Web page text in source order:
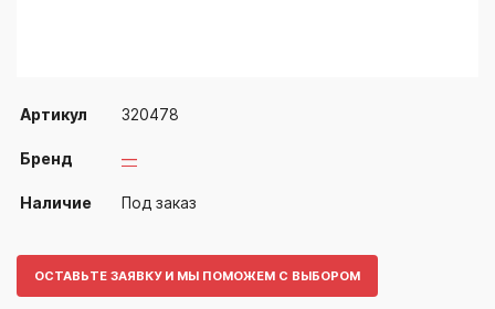
Артикул 320478
Бренд —
Наличие Под заказ
ОСТАВЬТЕ ЗАЯВКУ И МЫ ПОМОЖЕМ С ВЫБОРОМ